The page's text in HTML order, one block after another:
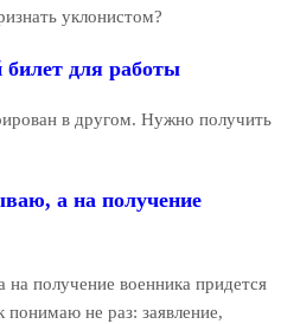
уклонистом?
для работы
в другом. Нужно получить
а на получение
получение военника придется
не раз: заявление,